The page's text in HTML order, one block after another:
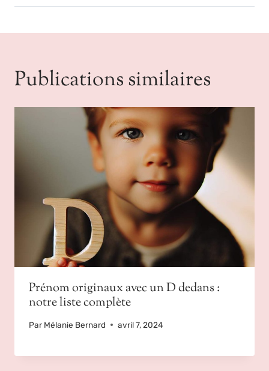
Publications similaires
Prénom originaux avec un D dedans :
notre liste complète
Par Mélanie Bernard avril 7, 2024